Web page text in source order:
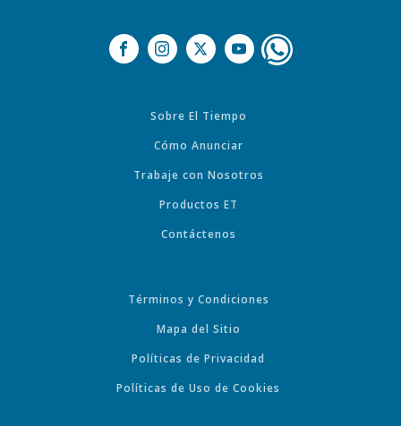
Sobre El Tiempo
Cómo Anunciar
Trabaje con Nosotros
Productos ET
Contáctenos
Términos y Condiciones
Mapa del Sitio
Políticas de Privacidad
Políticas de Uso de Cookies